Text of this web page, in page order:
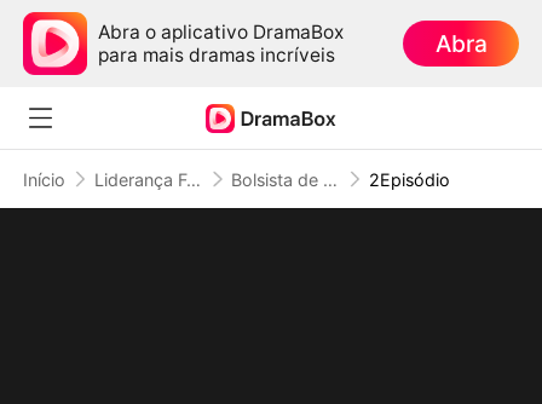
Abra o aplicativo DramaBox
para mais dramas incríveis
Abra
Início Liderança Feminina Bolsista de Ouro: Tudo é Negócio, Menos a Beleza (Dublado) 2Episódio